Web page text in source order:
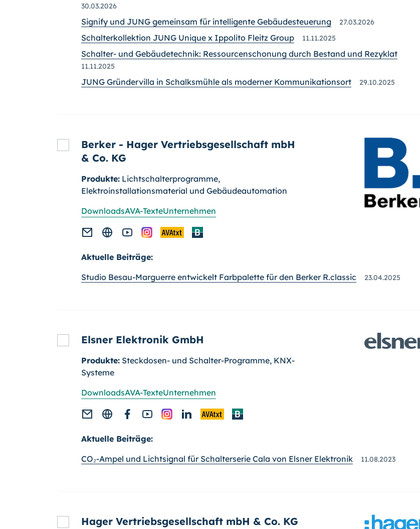
30.03.2026
Signify und JUNG gemeinsam für intelligente Gebäudesteuerung 27.03.2026
Schalterkollektion JUNG Unique x Ippolito Fleitz Group 11.11.2025
Schalter- und Gebäudetechnik: Ressourcenschonung durch Bestand und Rezyklat
11.11.2025
JUNG Gründervilla in Schalksmühle als moderner Kommunikationsort 29.10.2025
Berker - Hager Vertriebsgesellschaft mbH
& Co. KG
Produkte: Lichtschalterprogramme,
Elektroinstallationsmaterial und Gebäudeautomation
DownloadsAVA-TexteUnternehmen
Aktuelle Beiträge:
Studio Besau-Marguerre entwickelt Farbpalette für den Berker R.classic
23.04.2025
Elsner Elektronik GmbH
Produkte: Steckdosen- und Schalter-Programme, KNX-
Systeme
DownloadsAVA-TexteUnternehmen
Aktuelle Beiträge:
CO₂-Ampel und Lichtsignal für Schalterserie Cala von Elsner Elektronik
11.08.2023
Hager Vertriebsgesellschaft mbH & Co. KG